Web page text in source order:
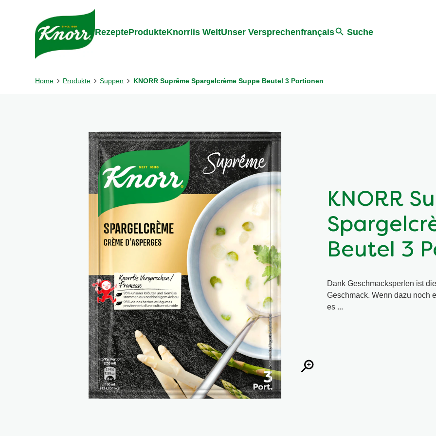
Gehe zu:
RezepteProdukteKnorrlis WeltUnser Versprechenfrançais Suche
Home Produkte Suppen KNORR Suprême Spargelcrème Suppe Beutel 3 Portionen
KNORR
Beutel 3
Dank Geschmacksperlen ist
Geschmack. Wenn dazu noch
es ...